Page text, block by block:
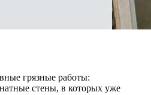
грязные работы:
стены, в которых уже